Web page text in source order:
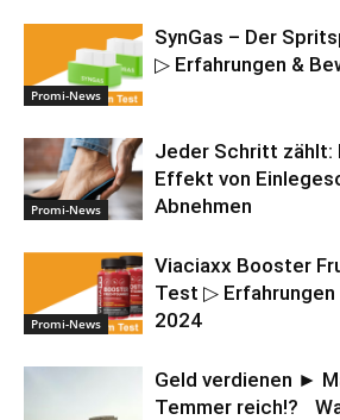
Promi-News
SynGas – Der
▷ Erfahrungen &
Promi-News
Jeder Schritt zählt:
Effekt von
Abnehmen
Promi-News
Viaciaxx Booster
Test ▷
2024
Geld verdienen ►
Temmer reich!?